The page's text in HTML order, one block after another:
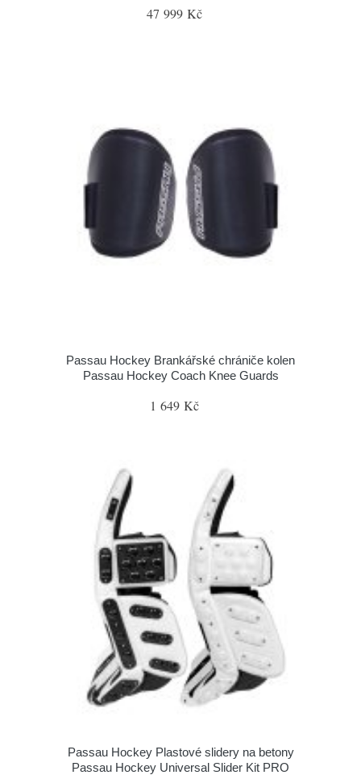
47 999 Kč
Passau Hockey Brankářské chrániče kolen
Passau Hockey Coach Knee Guards
1 649 Kč
Passau Hockey Plastové slidery na betony
Passau Hockey Universal Slider Kit PRO